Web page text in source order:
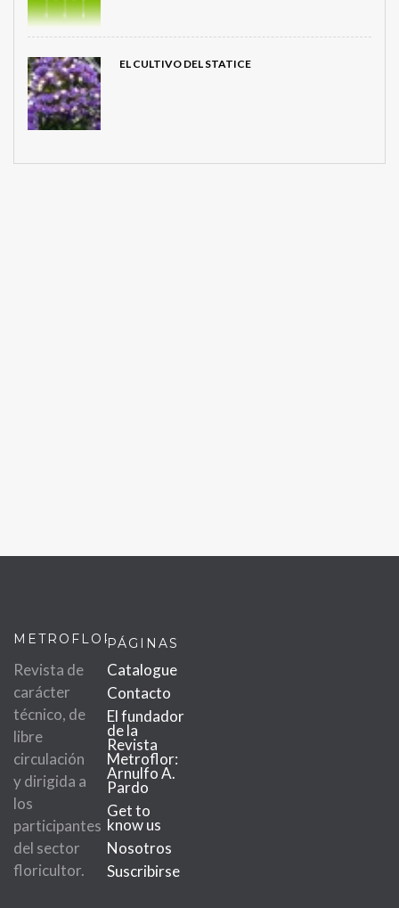
EL CULTIVO DEL STATICE
METROFLOR
Revista de
carácter
técnico, de
libre
circulación
y dirigida a
los
participantes
del sector
floricultor.
PÁGINAS
Catalogue
Contacto
El fundador
de la
Revista
Metroflor:
Arnulfo A.
Pardo
Get to
know us
Nosotros
Suscribirse